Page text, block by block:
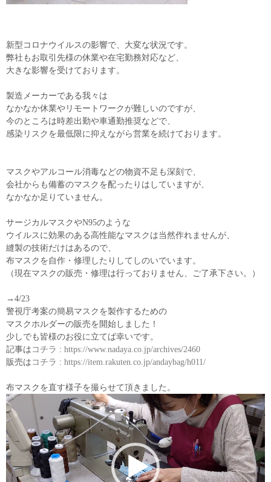
新型コロナウイルスの影響で、大変な状況です。
弊社もお取引先様の休業や在宅勤務対応など、
大きな影響を受けております。
製造メーカーである我々は
なかなか休業やリモートワークが難しいのですが、
今のところは時差出勤や車通勤推奨などで、
感染リスクを最低限に抑えながら営業を続けております。
マスクやアルコール消毒などの物資不足も深刻で、
会社からも備蓄のマスクを配ったりはしていますが、
なかなか足りていません。
サージカルマスクやN95のような
ウイルスに効果のある高性能なマスクは当然作れませんが、
縫製の技術だけはあるので、
布マスクを自作・修理したりしてしのいでいます。
（現在マスクの販売・修理は行っておりません、ご了承下さい。）
→4/23
警視庁考案の簡易マスクを製作するための
マスクホルダーの販売を開始しました！
少しでも皆様のお役に立てば幸いです。
記事は コチラ : https://www.nadaya.co.jp/archives/2460
販売は コチラ : https://item.rakuten.co.jp/andaybag/h011/
布マスクを直す様子を撮らせて頂きました。
動
画
プ
ー
ヤ
ー